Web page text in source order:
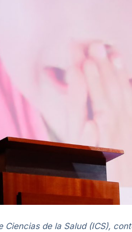
de la Salud (ICS),